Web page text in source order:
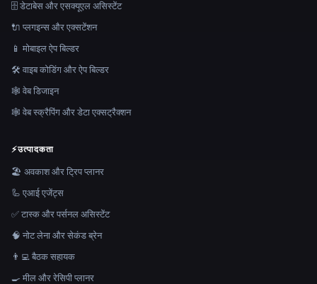
🗄️ डेटाबेस और एसक्यूएल असिस्टेंट
🔌 प्लगइन्स और एक्सटेंशन
📱 मोबाइल ऐप बिल्डर
🛠️ वाइब कोडिंग और ऐप बिल्डर
🕸 वेब डिजाइन
🕸️ वेब स्क्रैपिंग और डेटा एक्सट्रैक्शन
⚡उत्पादकता
🏖 अवकाश और ट्रिप प्लानर
🦾 एआई एजेंट्स
✅ टास्क और पर्सनल असिस्टेंट
🧠 नोट लेना और सेकंड ब्रेन
👨‍💻 बैठक सहायक
🍳 मील और रेसिपी प्लानर